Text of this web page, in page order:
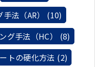
手法（AR） (10)
グ手法（HC） (8)
トの硬化方法 (2)